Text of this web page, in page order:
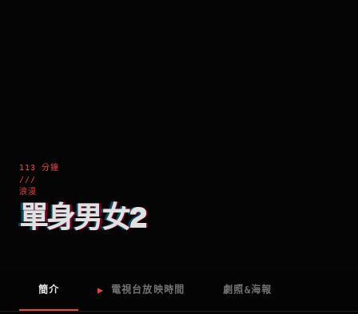
113 分鐘
///
浪漫
單身男女2
簡介 ▶ 電視台放映時間 劇照&海報